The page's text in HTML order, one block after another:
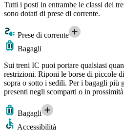
Tutti i posti in entrambe le classi dei
sono dotati di prese di corrente.
Prese di corrente
Bagagli
Sui treni IC puoi portare qualsiasi
restrizioni. Riponi le borse di piccole
sopra o sotto i sedili. Per i bagagli più
presenti negli scomparti o in
Bagagli
Accessibilità